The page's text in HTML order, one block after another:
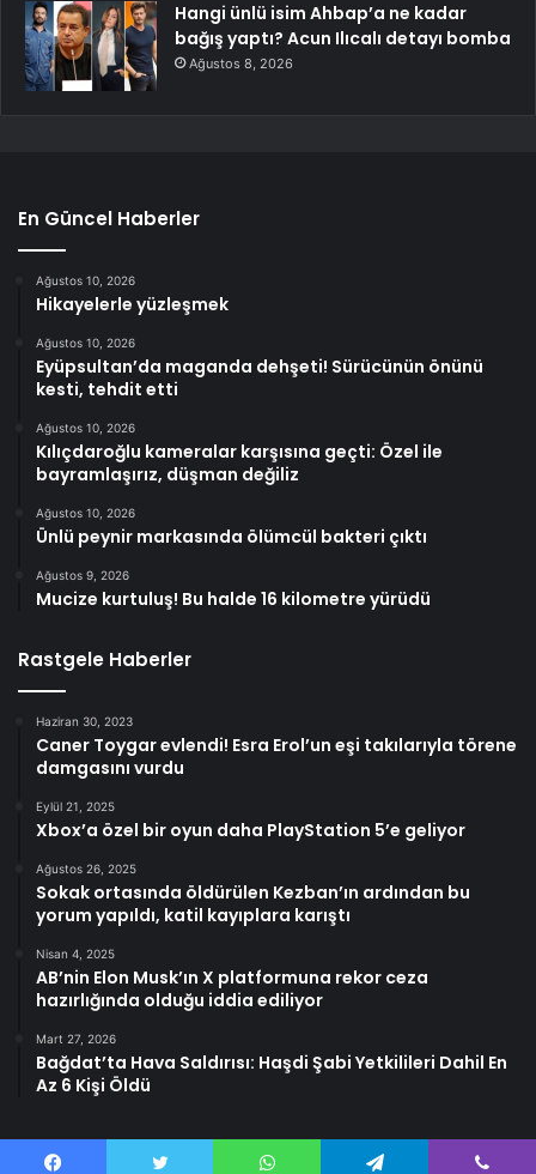
Hangi ünlü isim Ahbap’a ne kadar
bağış yaptı? Acun Ilıcalı detayı bomba
Ağustos 8, 2026
En Güncel Haberler
Ağustos 10, 2026
Hikayelerle yüzleşmek
Ağustos 10, 2026
Eyüpsultan’da maganda dehşeti! Sürücünün önünü
kesti, tehdit etti
Ağustos 10, 2026
Kılıçdaroğlu kameralar karşısına geçti: Özel ile
bayramlaşırız, düşman değiliz
Ağustos 10, 2026
Ünlü peynir markasında ölümcül bakteri çıktı
Ağustos 9, 2026
Mucize kurtuluş! Bu halde 16 kilometre yürüdü
Rastgele Haberler
Haziran 30, 2023
Caner Toygar evlendi! Esra Erol’un eşi takılarıyla törene
damgasını vurdu
Eylül 21, 2025
Xbox’a özel bir oyun daha PlayStation 5’e geliyor
Ağustos 26, 2025
Sokak ortasında öldürülen Kezban’ın ardından bu
yorum yapıldı, katil kayıplara karıştı
Nisan 4, 2025
AB’nin Elon Musk’ın X platformuna rekor ceza
hazırlığında olduğu iddia ediliyor
Mart 27, 2026
Bağdat’ta Hava Saldırısı: Haşdi Şabi Yetkilileri Dahil En
Az 6 Kişi Öldü